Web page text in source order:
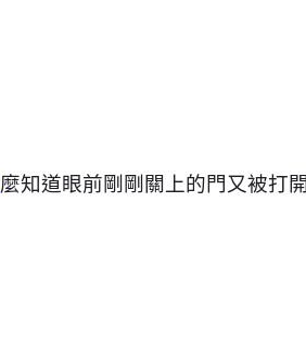
麼知道眼前剛剛關上的門又被打